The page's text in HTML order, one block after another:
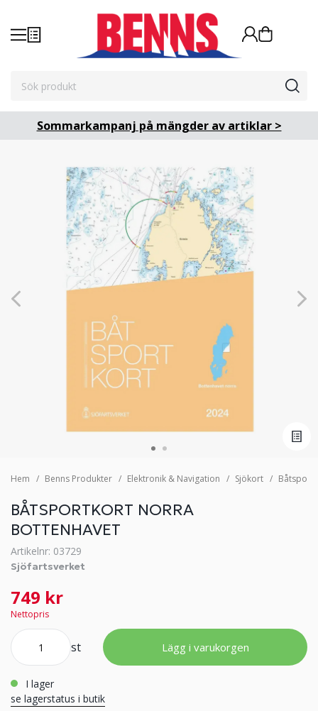
Sommarkampanj på mängder av artiklar >
Hem Benns Produkter Elektronik & Navigation Sjökort
BÅTSPORTKORT NORRA
BOTTENHAVET
Artikelnr: 03729
Sjöfartsverket
749 kr
Nettopris
st Lägg i varukorgen
i lager
se lagerstatus i butik